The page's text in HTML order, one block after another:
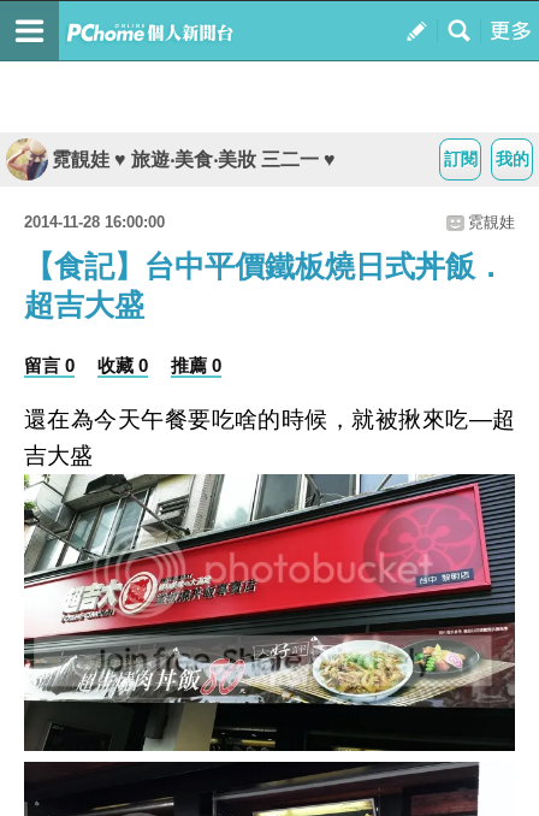
我的
訂閱
霓靚娃 ♥ 旅遊‧美食‧美妝 三二一 ♥
2014-11-28 16:00:00 霓靚娃
【食記】台中平價鐵板燒日式丼飯．
超吉大盛
留言 0 收藏 0 推薦 0
還在為今天午餐要吃啥的時候，就被揪來吃—超
吉大盛